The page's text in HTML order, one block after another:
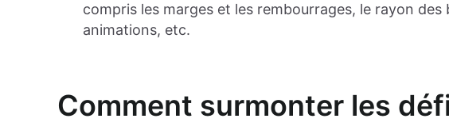
compris les marges et les rembourrages, le rayon
animations, etc.
Comment surmonter les